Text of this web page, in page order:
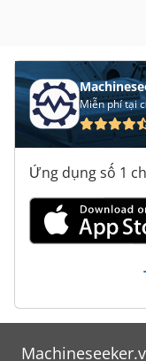
Miễn phí tại
Ứng dụng số 1